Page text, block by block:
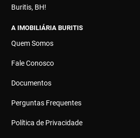
Buritis, BH!
A IMOBILIÁRIA BURITIS
Quem Somos
Fale Conosco
Documentos
Perguntas Frequentes
Política de Privacidade